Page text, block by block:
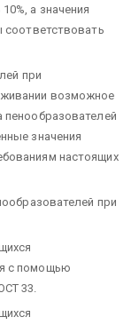
а значения
соответствовать
при
возможное
пенообразователей
значения
настоящих
при
с помощью
33.